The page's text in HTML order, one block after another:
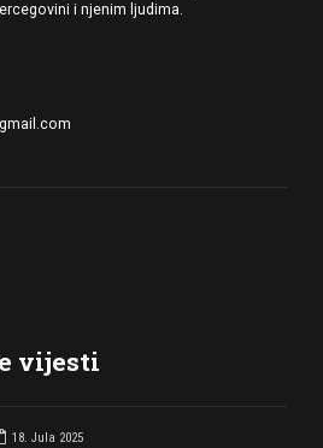
i njenim ljudima.
vijesti
18. Jula 2025